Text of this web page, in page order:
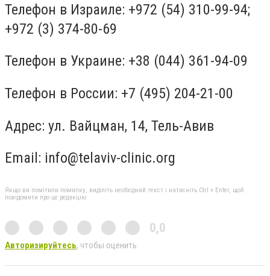
Телефон в Израиле: +972 (54) 310-99-94;
+972 (3) 374-80-69
Телефон в Украине: +38 (044) 361-94-09
Телефон в России: +7 (495) 204-21-00
Адрес: ул. Вайцман, 14, Тель-Авив
Email: info@telaviv-clinic.org
Якщо ви помітили помилку, виділіть необхідний текст і натисніть Ctrl + Enter, щоб
повідомити про це редакцію
0,0
Авторизируйтесь, чтобы оценить